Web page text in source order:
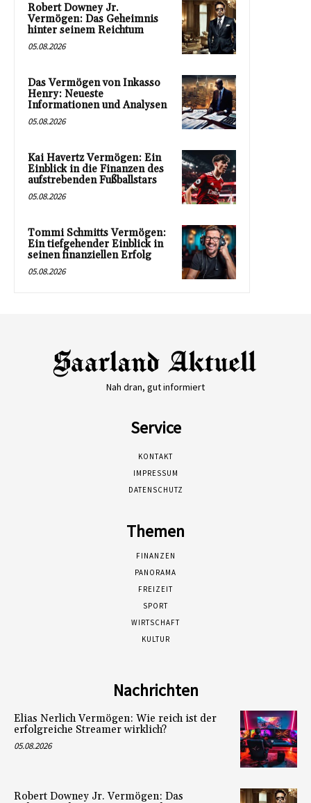
Robert Downey Jr.
Vermögen: Das Geheimnis
hinter seinem Reichtum
05.08.2026
Das Vermögen von Inkasso
Henry: Neueste
Informationen und Analysen
05.08.2026
Kai Havertz Vermögen: Ein
Einblick in die Finanzen des
aufstrebenden Fußballstars
05.08.2026
Tommi Schmitts Vermögen:
Ein tiefgehender Einblick in
seinen finanziellen Erfolg
05.08.2026
Nah dran, gut informiert
Service
KONTAKT
IMPRESSUM
DATENSCHUTZ
Themen
FINANZEN
PANORAMA
FREIZEIT
SPORT
WIRTSCHAFT
KULTUR
Nachrichten
Elias Nerlich Vermögen: Wie reich ist der
erfolgreiche Streamer wirklich?
05.08.2026
Robert Downey Jr. Vermögen: Das